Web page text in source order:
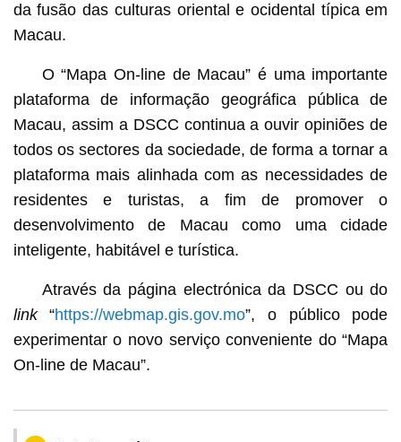
da fusão das culturas oriental e ocidental típica em
Macau.
O “Mapa On-line de Macau” é uma importante
plataforma de informação geográfica pública de
Macau, assim a DSCC continua a ouvir opiniões de
todos os sectores da sociedade, de forma a tornar a
plataforma mais alinhada com as necessidades de
residentes e turistas, a fim de promover o
desenvolvimento de Macau como uma cidade
inteligente, habitável e turística.
Através da página electrónica da DSCC ou do
link“https://webmap.gis.gov.mo”, o público pode
experimentar o novo serviço conveniente do “Mapa
On-line de Macau”.